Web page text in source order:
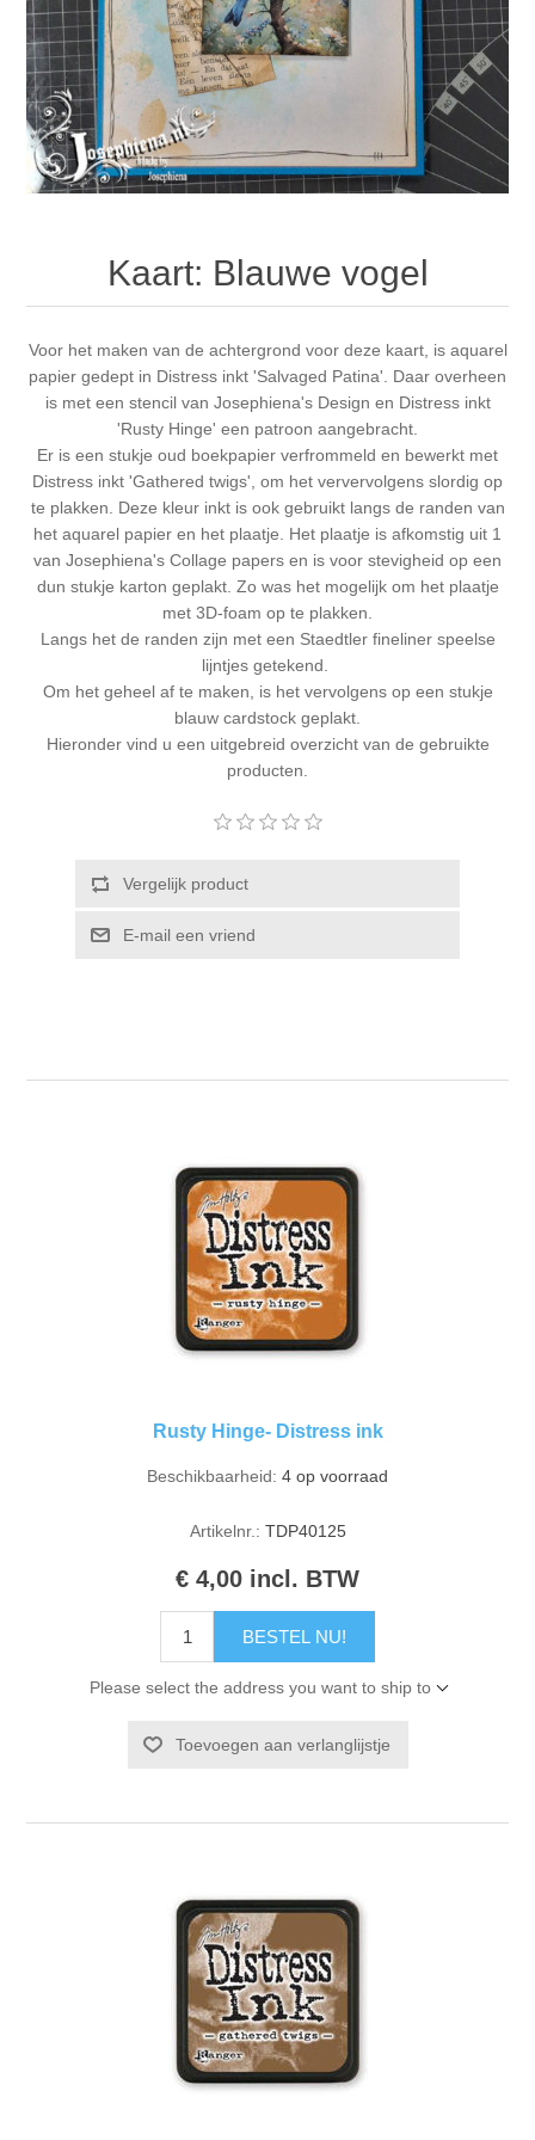
Stompkaarsen
Magic
Personen
Steampunk
60 bij 40 cm
Alcohol ink
Embossing
Foto's
Inkleuren
Gummiapan
Lavinia Stamps
CraftEmotions
Distress
Ranger
Staedtler
Inspiratie
Art Journal 2025
Kaarten 2025
Art Journal 2024
Kaarten 2023
kaarten 2022
Art journal 2022
Kaarten 2021
Kaart: Blauwe vogel
Voor het maken van de achtergrond voor deze kaart, is aquarel
papier gedept in Distress inkt 'Salvaged Patina'. Daar overheen
is met een stencilvan Josephiena's Design en Distress inkt
'Rusty Hinge' een patroon aangebracht.
Er is een stukje oud boekpapier verfrommeld en bewerkt met
Distress inkt 'Gathered twigs', om het ververvolgens slordig op
te plakken. Deze kleur inkt is ook gebruikt langs de randen van
het aquarel papier en het plaatje. Het plaatje is afkomstig uit 1
van Josephiena's Collage papers en is voor stevigheid op een
dun stukje karton geplakt. Zo was het mogelijk om het plaatje
met 3D-foam op te plakken.
Langs het de randen zijn met een Staedtler fineliner speelse
lijntjes getekend.
Om het geheel af te maken, is het vervolgens op een stukje
blauw cardstock geplakt.
Hieronder vind u een uitgebreid overzicht van de gebruikte
producten.
Vergelijk product
E-mail een vriend
Rusty Hinge- Distress ink
Beschikbaarheid: 4 op voorraad
Artikelnr.: TDP40125
€ 4,00 incl. BTW
BESTEL NU!
Please select the address you want to ship to
Toevoegen aan verlanglijstje